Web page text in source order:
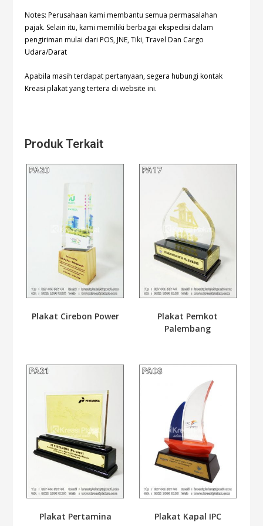
Notes: Perusahaan kami membantu semua permasalahan
pajak. Selain itu, kami memiliki berbagai ekspedisi dalam
pengiriman mulai dari POS, JNE, Tiki, Travel Dan Cargo
Udara/Darat
Apabila masih terdapat pertanyaan, segera hubungi kontak
Kreasi plakat yang tertera di website ini.
Produk Terkait
Plakat Cirebon Power
Plakat Pemkot
Palembang
Plakat Pertamina Plakat Kapal IPC